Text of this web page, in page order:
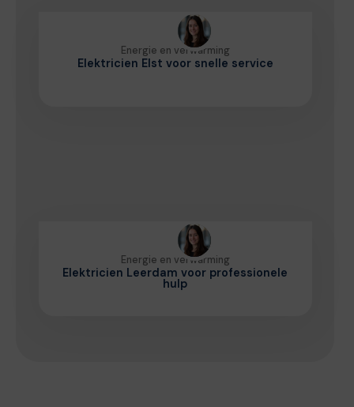
Energie en verwarming
Elektricien Elst voor snelle service
Energie en verwarming
Elektricien Leerdam voor professionele
hulp